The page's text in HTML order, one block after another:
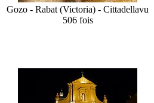
Gozo - Rabat (Victoria) - Cittadellavu
506 fois